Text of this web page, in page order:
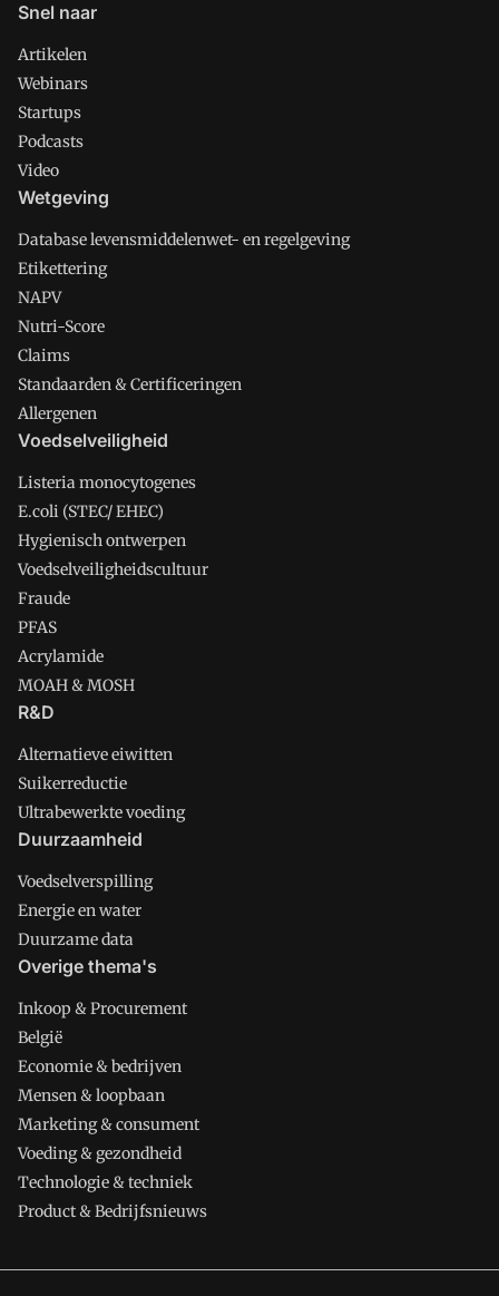
Snel naar
Artikelen
Webinars
Startups
Podcasts
Video
Wetgeving
Database levensmiddelenwet- en regelgeving
Etikettering
NAPV
Nutri-Score
Claims
Standaarden & Certificeringen
Allergenen
Voedselveiligheid
Listeria monocytogenes
E.coli (STEC/ EHEC)
Hygienisch ontwerpen
Voedselveiligheidscultuur
Fraude
PFAS
Acrylamide
MOAH & MOSH
R&D
Alternatieve eiwitten
Suikerreductie
Ultrabewerkte voeding
Duurzaamheid
Voedselverspilling
Energie en water
Duurzame data
Overige thema's
Inkoop & Procurement
België
Economie & bedrijven
Mensen & loopbaan
Marketing & consument
Voeding & gezondheid
Technologie & techniek
Product & Bedrijfsnieuws